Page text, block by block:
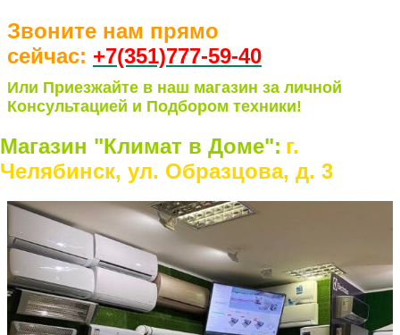
Звоните нам прямо
сейчас: +7(351)777-59-40
Или Приезжайте в наш магазин за личной
Консультацией и Подбором техники!
Магазин "Климат в Доме": г.
Челябинск, ул. Образцова, д. 3